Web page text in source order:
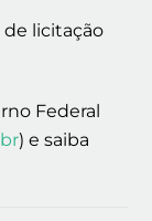
de licitação
Federal
) e saiba